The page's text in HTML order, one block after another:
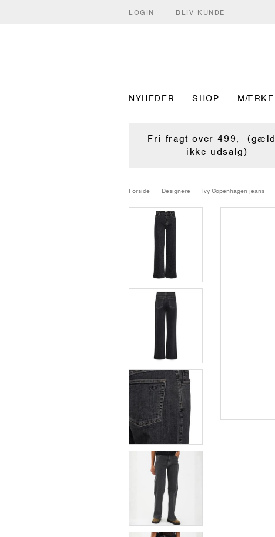
LOGIN BLIV KUNDE
NYHEDER SHOP
Fri fragt over 499,-
ikke udsalg)
Forside Designere Ivy Copenhagen jeans